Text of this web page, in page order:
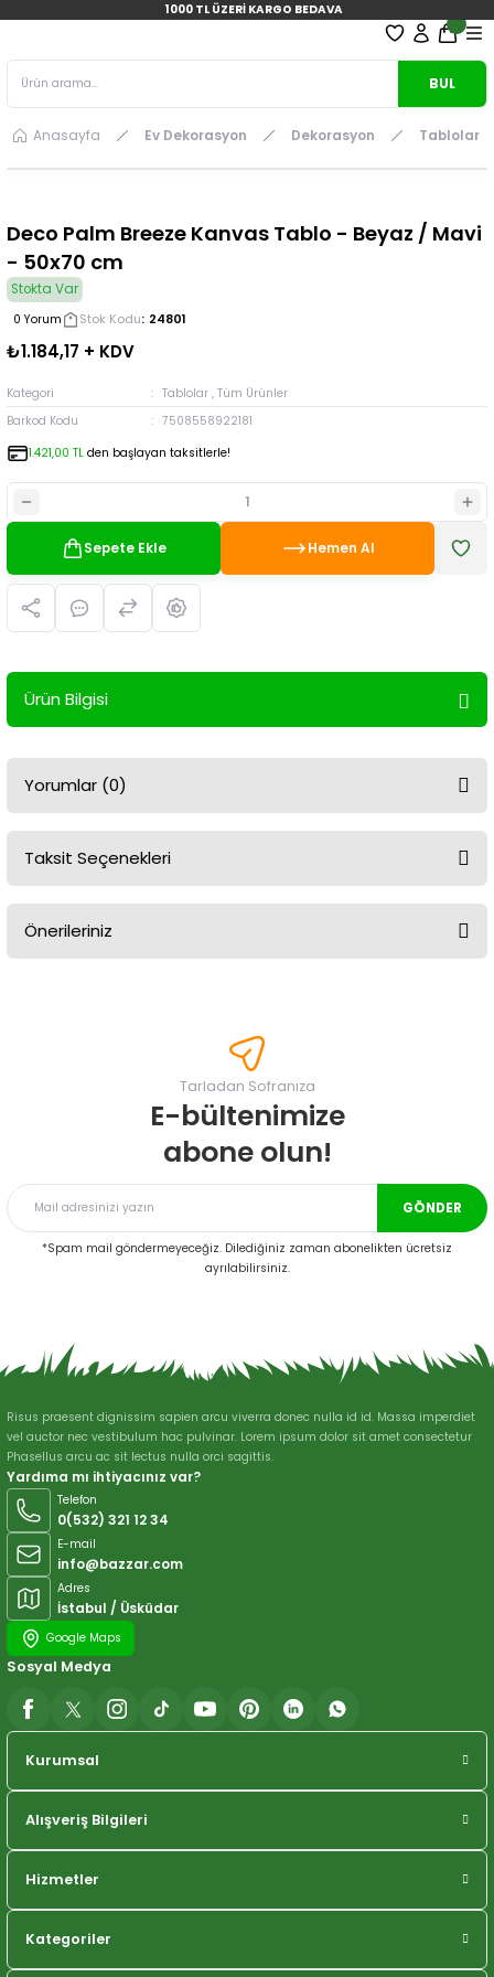
1000 TL ÜZERİ KARGO BEDAVA
BUL
Anasayfa Ev Dekorasyon Dekorasyon Tablolar
Deco Palm Breeze Kanvas Tablo - Beyaz / Mavi
- 50x70 cm
Stokta Var
0 Yorum Stok Kodu 24801
₺1.184,17 + KDV
Kategori Tablolar , Tüm Ürünler
Barkod Kodu
7508558922181
1.421,00 TL den başlayan taksitlerle!
Sepete Ekle Hemen Al
Ürün Bilgisi
Yorumlar (0)
Taksit Seçenekleri
Önerileriniz
Görüş ve önerileriniz için teşekkür ederiz.
Ürün resmi kalitesiz, bozuk veya görüntülenemiyor.
Ürün bilgilerinde hatalar bulunuyor.
Bu ürüne benzer farklı alternatifler olmalı.
Gönder
Tarladan Sofranıza
E-bültenimize
abone olun!
GÖNDER
*Spam mail göndermeyeceğiz. Dilediğiniz zaman abonelikten ücretsiz
ayrılabilirsiniz.
Risus praesent dignissim sapien arcu viverra donec nulla id id. Massa imperdiet
vel auctor nec vestibulum hac pulvinar. Lorem ipsum dolor sit amet consectetur
Phasellus arcu ac sit lectus nulla orci sagittis.
Yardıma mı ihtiyacınız var?
Telefon
0(532) 321 12 34
E-mail
info@bazzar.com
Adres
İstabul / Üsküdar
Google Maps
Kurumsal
Alışveriş Bilgileri
Hizmetler
Kategoriler
Sosyal Medya